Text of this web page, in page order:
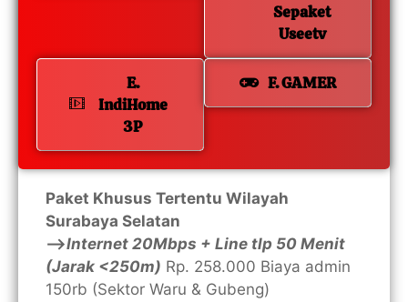
Sepaket
Useetv
E.
IndiHome
3P
F. GAMER
Paket Khusus Tertentu Wilayah
Surabaya Selatan
—>Internet 20Mbps + Line tlp 50 Menit
(Jarak <250m) Rp. 258.000 Biaya admin
150rb (Sektor Waru & Gubeng)